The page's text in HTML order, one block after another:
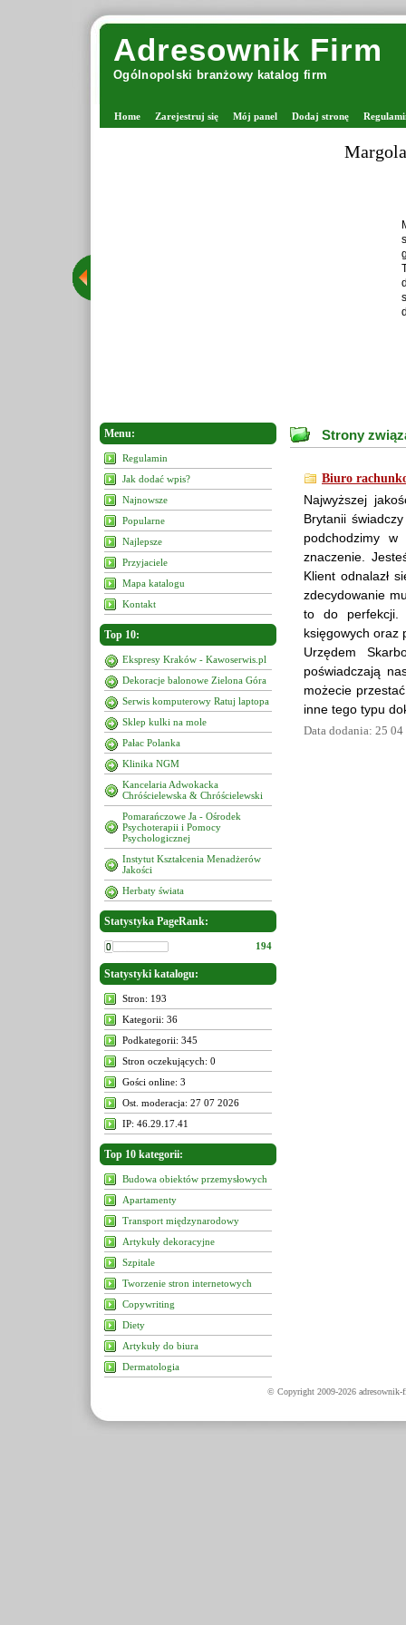
Adresownik Firm
Ogólnopolski branżowy katalog firm
Home Zarejestruj się Mój panel Dodaj stronę
Menu:
Regulamin
Jak dodać wpis?
Najnowsze
Popularne
Najlepsze
Przyjaciele
Mapa katalogu
Kontakt
Top 10:
Ekspresy Kraków - Kawoserwis.pl
Dekoracje balonowe Zielona Góra
Serwis komputerowy Ratuj laptopa
Sklep kulki na mole
Pałac Polanka
Klinika NGM
Kancelaria Adwokacka
Chróścielewska & Chróścielewski
Pomarańczowe Ja - Ośrodek
Psychoterapii i Pomocy
Psychologicznej
Instytut Kształcenia Menadżerów
Jakości
Herbaty świata
Statystyka PageRank:
194
Statystyki katalogu:
Stron: 193
Kategorii: 36
Podkategorii: 345
Stron oczekujących: 0
Gości online: 3
Ost. moderacja: 27 07 2026
IP: 46.29.17.41
Top 10 kategorii:
Budowa obiektów przemysłowych
Apartamenty
Transport międzynarodowy
Artykuły dekoracyjne
Szpitale
Tworzenie stron internetowych
Copywriting
Diety
Artykuły do biura
Dermatologia
Strony
Biuro
Najwyższej
Brytanii
podchodzimy
znaczenie.
Klient odnalazł
zdecydowanie
to do perfekcji.
księgowych oraz
Urzędem
poświadczają
możecie
inne tego typu
Data dodania: 25
© Copyright 2009-2026